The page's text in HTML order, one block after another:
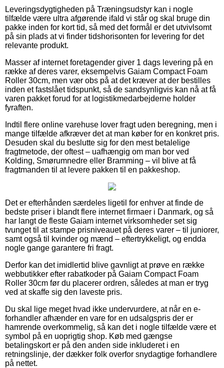
Leveringsdygtigheden på Træningsudstyr kan i nogle
tilfælde være ultra afgørende ifald vi står og skal bruge din
pakke inden for kort tid, så med det formål er det utvivlsomt
på sin plads at vi finder tidshorisonten for levering for det
relevante produkt.
Masser af internet foretagender giver 1 dags levering på en
række af deres varer, eksempelvis Gaiam Compact Foam
Roller 30cm, men vær obs på at det kræver at der bestilles
inden et fastslået tidspunkt, så de sandsynligvis kan nå at få
varen pakket forud for at logistikmedarbejderne holder
fyraften.
Indtil flere online varehuse lover fragt uden beregning, men i
mange tilfælde afkræver det at man køber for en konkret pris.
Desuden skal du beslutte sig for den mest betalelige
fragtmetode, der oftest – uafhængig om man bor ved
Kolding, Smørumnedre eller Bramming – vil blive at få
fragtmanden til at levere pakken til en pakkeshop.
Det er efterhånden særdeles ligetil for enhver at finde de
bedste priser i blandt flere internet firmaer i Danmark, og så
har langt de fleste Gaiam internet virksomheder set sig
tvunget til at stampe prisniveauet på deres varer – til juniorer,
samt også til kvinder og mænd – eftertrykkeligt, og endda
nogle gange garantere fri fragt.
Derfor kan det imidlertid blive gavnligt at prøve en række
webbutikker efter rabatkoder på Gaiam Compact Foam
Roller 30cm før du placerer ordren, således at man er tryg
ved at skaffe sig den laveste pris.
Du skal lige meget hvad ikke undervurdere, at når en e-
forhandler afhænder en vare for en udsalgspris der er
hamrende overkommelig, så kan det i nogle tilfælde være et
symbol på en uoprigtig shop. Køb med gængse
betalingskort er på den anden side inkluderet i en
retningslinje, der dækker folk overfor snydagtige forhandlere
på nettet.